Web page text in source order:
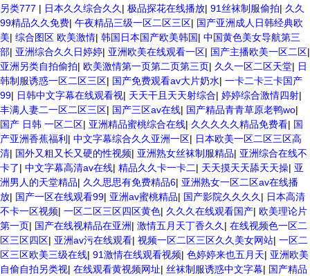
另类777 | 日本久久综合久久 | 极品探花在线播放| 91丝袜制服偷拍| 久久
99精品久久免费| 午夜精品三级一区二区三区| 国产亚洲成人日韩经典欧
美| 综合图区 欧美激情| 韩国日本国产欧美韩国| 中国黄色美女导航第三
部| 亚洲综合久久日婷婷| 亚洲欧美在线观看一区| 国产主播欧美一区二区|
亚洲另类自拍偷拍| 欧美激情第一页第二页第三页| 久久一区二区天堂| 日
韩制服诱惑一区二区三区| 国产免费观看av大片奶水| 一卡二卡三卡国产
99| 日韩中文字幕在线观看视| 天天干且天天射综合| 婷婷综合激情四射|
丰满人妻二一区二区三区| 国产三区av在线| 国产精品青青草原老鸭wo|
国产 日韩 一区二区| 亚洲精品蜜桃综合在线| 久久久久久精品免费看| 国
产亚洲香蕉福利 | 中文字幕综合久久亚洲一区| 日本欧美一区二区三区高
清| 国外又粗又长又硬的性视频| 亚洲熟女丝袜制服精品| 亚洲综合在线不
卡了| 中文字幕高清av在线| 精品久久卡一卡二| 天天摸天天舔天天操| 亚
洲男人的天堂精品| 久久思思有免费精品6| 亚洲熟女一区二区av在线播
放| 国产一区在线观看99| 亚洲av蜜桃精品| 国产影院久久久久 | 日本高清
不卡一区视频| 一区二区三区四区黄色| 久久久在线观看国产| 欧美理论片
第一页| 国产在线视精品在亚洲| 激情五月天丁香久久 | 在线视频色一区二
区三区四区| 亚洲av污在线观看| 视频一区二区三区久久美女网站| 一区二
区三区欧美三级在线| 91激情在线观看视频| 色婷婷来也五月天| 亚洲欧美
自偷自拍另类视| 在线观看黄视频网址| 丝袜制服诱惑中文字幕| 国产精品